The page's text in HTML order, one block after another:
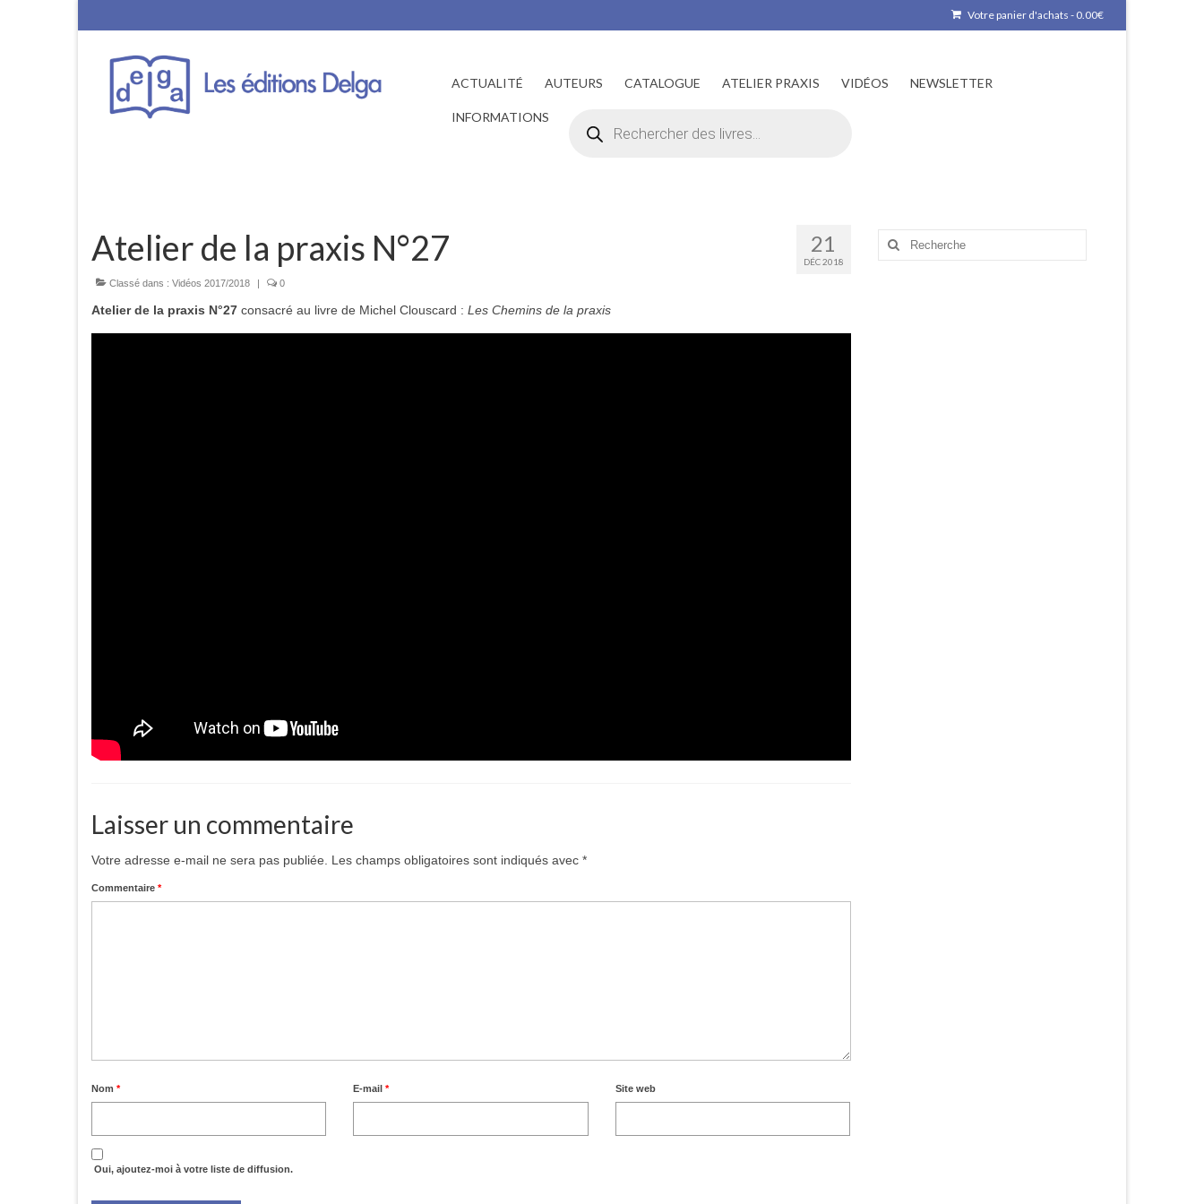
Votre panier d'achats - 0.00€
ACTUALITÉ AUTEURS CATALOGUE ATELIER PRAXIS VIDÉOS NEWSLETTER
INFORMATIONS
produits
21
DÉC 2018
Atelier de la praxis N°27
Classé dans : Vidéos 2017/2018 | 0
Atelier de la praxis N°27 consacré au livre de Michel Clouscard : Les Chemins de la praxis
Laisser un commentaire
Votre adresse e-mail ne sera pas publiée. Les champs obligatoires sont indiqués avec *
Commentaire *
Nom * E-mail* Site web
Oui, ajoutez-moi à votre liste de diffusion.
Rechercher